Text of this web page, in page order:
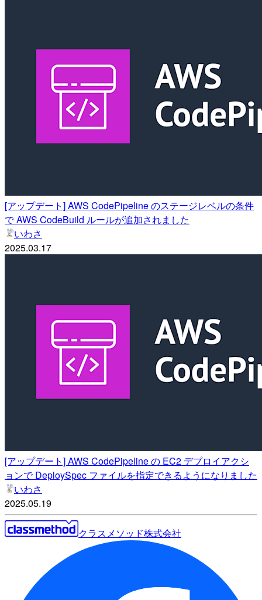
[アップデート] AWS CodePipeline のステージレベルの条件
で AWS CodeBuild ルールが追加されました
いわさ
2025.03.17
[アップデート] AWS CodePipeline の EC2 デプロイアクシ
ョンで DeploySpec ファイルを指定できるようになりました
いわさ
2025.05.19
クラスメソッド株式会社